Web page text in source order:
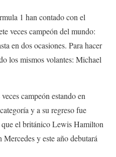
1 han contado con el
veces campeón del mundo:
en dos ocasiones. Para hacer
los mismos volantes: Michael
campeón estando en
y a su regreso fue
el británico Lewis Hamilton
y este año debutará